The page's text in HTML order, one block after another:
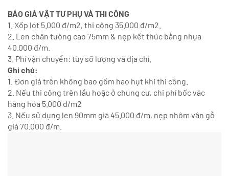
BÁO GIÁ VẬT TƯ PHỤ VÀ THI CÔNG
1. Xốp lót 5.000 đ/m2, thi công 35.000 đ/m2.
2. Len chân tường cao 75mm & nẹp kết thúc bằng nhựa
40.000 đ/m.
3. Phí vận chuyển: tùy số lượng và địa chỉ.
Ghi chú:
1. Đơn giá trên không bao gồm hao hụt khi thi công.
2. Nếu thi công trên lầu hoặc ở chung cư, chi phí bốc vác
hàng hóa 5.000 đ/m2
3. Nếu sử dụng len 90mm giá 45.000 đ/m, nẹp nhôm vân gỗ
giá 70.000 đ/m.